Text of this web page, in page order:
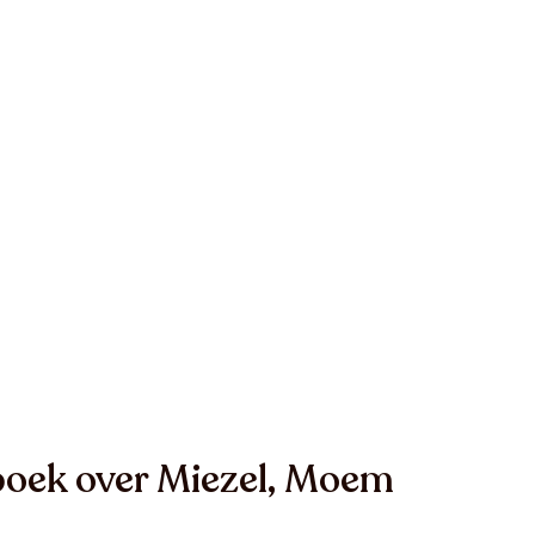
over Miezel, Moem